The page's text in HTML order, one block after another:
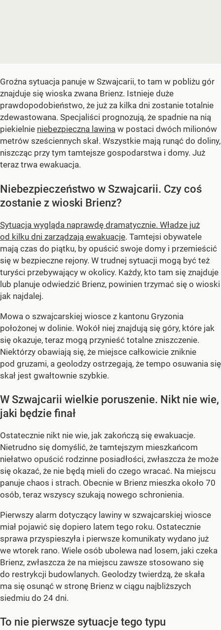
Groźna sytuacja panuje w Szwajcarii, to tam w pobliżu gór
znajduje się wioska zwana Brienz. Istnieje duże
prawdopodobieństwo, że już za kilka dni zostanie totalnie
zdewastowana. Specjaliści prognozują, że spadnie na nią
piekielnie niebezpieczna lawina w postaci dwóch milionów
metrów sześciennych skał. Wszystkie mają runąć do doliny,
niszcząc przy tym tamtejsze gospodarstwa i domy. Już
teraz trwa ewakuacja.
Niebezpieczeństwo w Szwajcarii. Czy coś
zostanie z wioski Brienz?
Sytuacja wygląda naprawdę dramatycznie. Władze już
od kilku dni zarządzają ewakuacje. Tamtejsi obywatele
mają czas do piątku, by opuścić swoje domy i przemieścić
się w bezpieczne rejony. W trudnej sytuacji mogą być też
turyści przebywający w okolicy. Każdy, kto tam się znajduje
lub planuje odwiedzić Brienz, powinien trzymać się o wioski
jak najdalej.
Mowa o szwajcarskiej wiosce z kantonu Gryzonia
położonej w dolinie. Wokół niej znajdują się góry, które jak
się okazuje, teraz mogą przynieść totalne zniszczenie.
Niektórzy obawiają się, że miejsce całkowicie zniknie
pod gruzami, a geolodzy ostrzegają, że tempo osuwania się
skał jest gwałtownie szybkie.
W Szwajcarii wielkie poruszenie. Nikt nie wie,
jaki będzie finał
Ostatecznie nikt nie wie, jak zakończą się ewakuacje.
Nietrudno się domyślić, że tamtejszym mieszkańcom
niełatwo opuścić rodzinne posiadłości, zwłaszcza że może
się okazać, że nie będą mieli do czego wracać. Na miejscu
panuje chaos i strach. Obecnie w Brienz mieszka około 70
osób, teraz wszyscy szukają nowego schronienia.
Pierwszy alarm dotyczący lawiny w szwajcarskiej wiosce
miał pojawić się dopiero latem tego roku. Ostatecznie
sprawa przyspieszyła i pierwsze komunikaty wydano już
we wtorek rano. Wiele osób ubolewa nad losem, jaki czeka
Brienz, zwłaszcza że na miejscu zawsze stosowano się
do restrykcji budowlanych. Geolodzy twierdzą, że skała
ma się osunąć w stronę Brienz w ciągu najbliższych
siedmiu do 24 dni.
To nie pierwsze sytuacje tego typu